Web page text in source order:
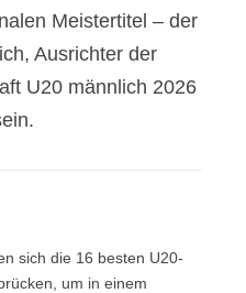
Meistertitel – der
Ausrichter der
U20 männlich 2026
sich die 16 besten U20-
um in einem